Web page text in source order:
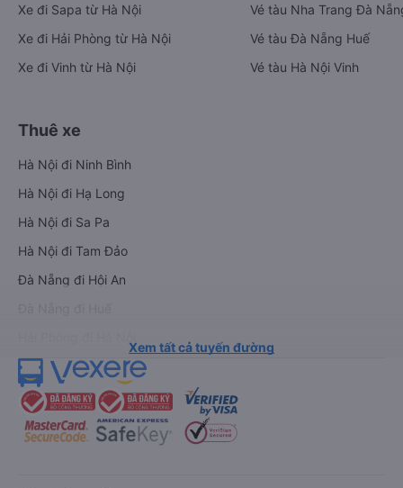
Xe đi Sapa từ Hà Nội
Xe đi Hải Phòng từ Hà Nội
Xe đi Vinh từ Hà Nội
Vé tàu Nha Trang Đà
Vé tàu Đà Nẵng Huế
Vé tàu Hà Nội Vinh
Thuê xe
Hà Nội đi Ninh Bình
Hà Nội đi Hạ Long
Hà Nội đi Sa Pa
Hà Nội đi Tam Đảo
Đà Nẵng đi Hội An
Xem tất cả tuyến đường